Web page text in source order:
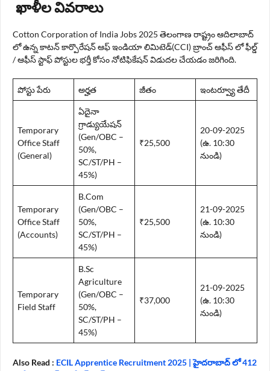
ఖాళీల వివరాలు
Cotton Corporation of India Jobs 2025 తెలంగాణ రాష్ట్రం ఆదిలాబాద్
లో ఉన్న కాటన్ కార్పొరేషన్ ఆఫ్ ఇండియా లిమిటెడ్(CCI) బ్రాంచ్ ఆఫీస్ లో ఫీల్డ్
/ ఆఫీస్ స్టాఫ్ పోస్టుల భర్తీ కోసం నోటిఫికేషన్ విడుదల చేయడం జరిగింది.
పోస్టు పేరు అర్హత జీతం ఇంటర్వ్యూ తేదీ
Temporary
Office Staff
(General)
ఏదైనా
గ్రాడ్యుయేషన్
(Gen/OBC –
50%,
SC/ST/PH –
45%)
₹25,500
20-09-2025
(ఉ. 10:30
నుండి)
Temporary
Office Staff
(Accounts)
B.Com
(Gen/OBC –
50%,
SC/ST/PH –
45%)
₹25,500
21-09-2025
(ఉ. 10:30
నుండి)
Temporary
Field Staff
B.Sc
Agriculture
(Gen/OBC –
50%,
SC/ST/PH –
45%)
₹37,000
21-09-2025
(ఉ. 10:30
నుండి)
Also Read : ECIL Apprentice Recruitment 2025 | హైదరాబాద్ లో 412